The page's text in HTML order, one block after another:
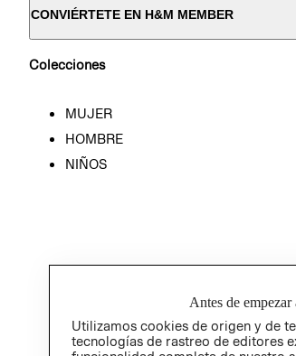
CONVIÉRTETE EN H&M MEMBER
Colecciones
MUJER
HOMBRE
NIÑOS
Antes de empezar
Utilizamos cookies de origen y de
tecnologías de rastreo de editores